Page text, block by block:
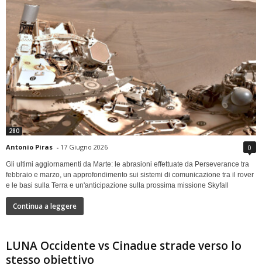
280
Antonio Piras - 17 Giugno 2026 0
Gli ultimi aggiornamenti da Marte: le abrasioni effettuate da Perseverance tra
febbraio e marzo, un approfondimento sui sistemi di comunicazione tra il rover
e le basi sulla Terra e un'anticipazione sulla prossima missione Skyfall
Continua a leggere
LUNA Occidente vs Cinadue strade verso lo
stesso obiettivo